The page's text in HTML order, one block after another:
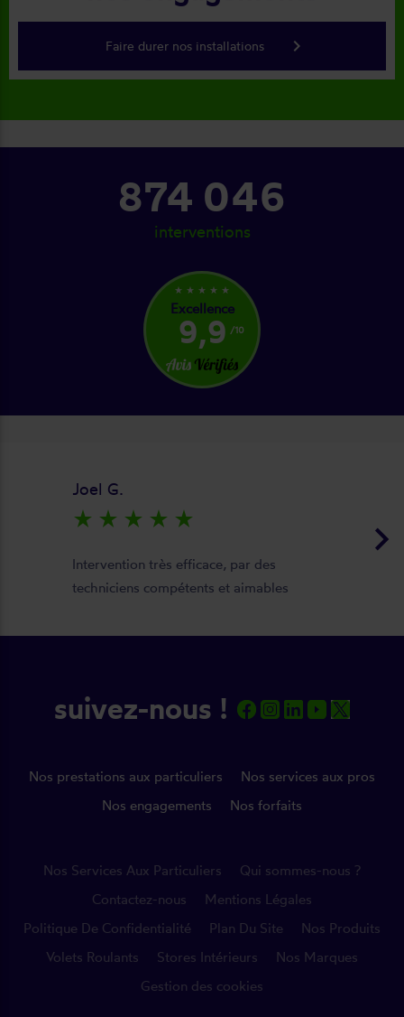
Faire durer nos installations keyboard_arrow_right
874 046
interventions
star_rate star_rate star_rate star_rate star_rate
Excellence
9,9 /10
keyboard_arrow_right
Joel G.
star_rate star_rate star_rate star_rate star_rate
Intervention très efficace, par des
techniciens compétents et aimables
suivez-nous !
Nos prestations aux particuliers
Nos services aux pros
Nos engagements
Nos forfaits
Nos Services Aux Particuliers
Qui sommes-nous ?
Contactez-nous
Mentions Légales
Politique De Confidentialité
Plan Du Site
Nos Produits
Volets Roulants
Stores Intérieurs
Nos Marques
Gestion des cookies